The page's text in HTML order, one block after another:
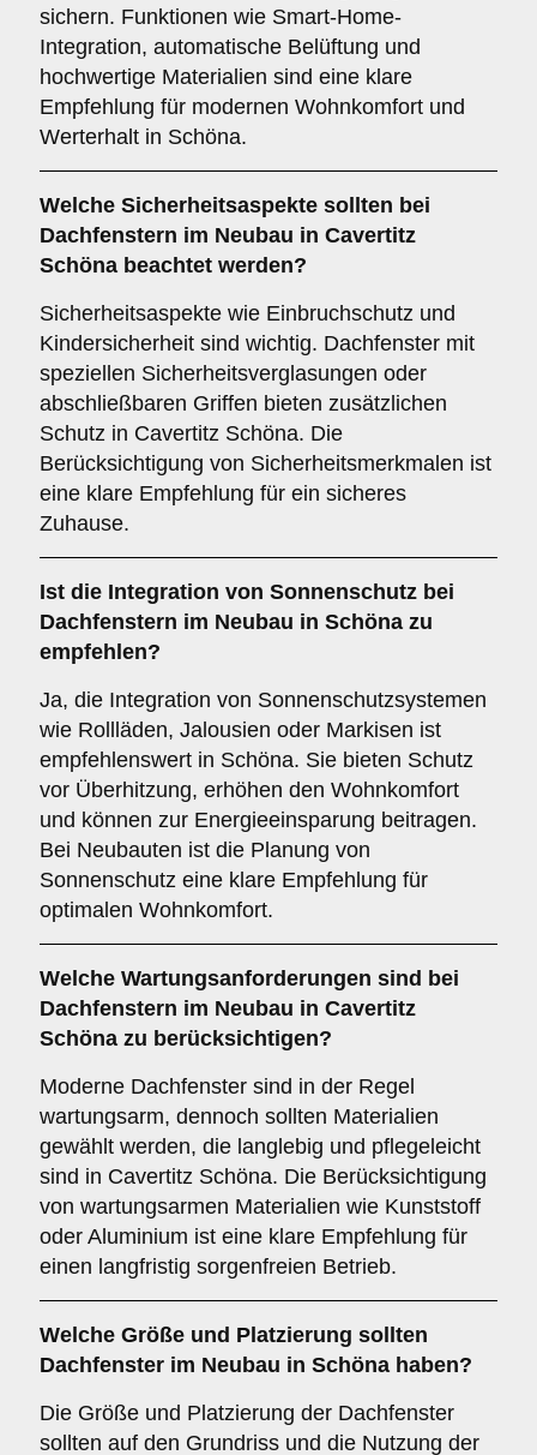
sichern. Funktionen wie Smart-Home-
Integration, automatische Belüftung und
hochwertige Materialien sind eine klare
Empfehlung für modernen Wohnkomfort und
Werterhalt in Schöna.
Welche Sicherheitsaspekte sollten bei
Dachfenstern im Neubau in Cavertitz
Schöna beachtet werden?
Sicherheitsaspekte wie Einbruchschutz und
Kindersicherheit sind wichtig. Dachfenster mit
speziellen Sicherheitsverglasungen oder
abschließbaren Griffen bieten zusätzlichen
Schutz in Cavertitz Schöna. Die
Berücksichtigung von Sicherheitsmerkmalen ist
eine klare Empfehlung für ein sicheres
Zuhause.
Ist die Integration von Sonnenschutz bei
Dachfenstern im Neubau in Schöna zu
empfehlen?
Ja, die Integration von Sonnenschutzsystemen
wie Rollläden, Jalousien oder Markisen ist
empfehlenswert in Schöna. Sie bieten Schutz
vor Überhitzung, erhöhen den Wohnkomfort
und können zur Energieeinsparung beitragen.
Bei Neubauten ist die Planung von
Sonnenschutz eine klare Empfehlung für
optimalen Wohnkomfort.
Welche Wartungsanforderungen sind bei
Dachfenstern im Neubau in Cavertitz
Schöna zu berücksichtigen?
Moderne Dachfenster sind in der Regel
wartungsarm, dennoch sollten Materialien
gewählt werden, die langlebig und pflegeleicht
sind in Cavertitz Schöna. Die Berücksichtigung
von wartungsarmen Materialien wie Kunststoff
oder Aluminium ist eine klare Empfehlung für
einen langfristig sorgenfreien Betrieb.
Welche Größe und Platzierung sollten
Dachfenster im Neubau in Schöna haben?
Die Größe und Platzierung der Dachfenster
sollten auf den Grundriss und die Nutzung der